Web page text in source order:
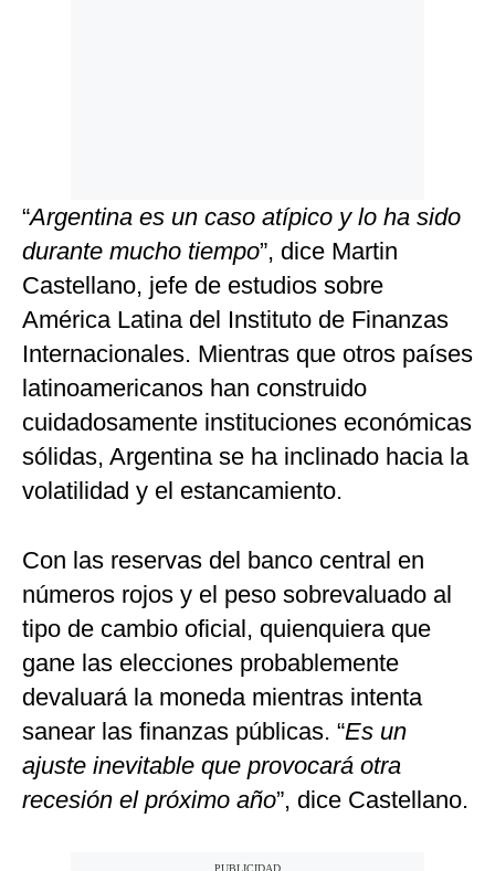
“Argentina es un caso atípico y lo ha sido
durante mucho tiempo”, dice Martin
Castellano, jefe de estudios sobre
América Latina del Instituto de Finanzas
Internacionales. Mientras que otros países
latinoamericanos han construido
cuidadosamente instituciones económicas
sólidas, Argentina se ha inclinado hacia la
volatilidad y el estancamiento.
Con las reservas del banco central en
números rojos y el peso sobrevaluado al
tipo de cambio oficial, quienquiera que
gane las elecciones probablemente
devaluará la moneda mientras intenta
sanear las finanzas públicas. “Es un
ajuste inevitable que provocará otra
recesión el próximo año”, dice Castellano.